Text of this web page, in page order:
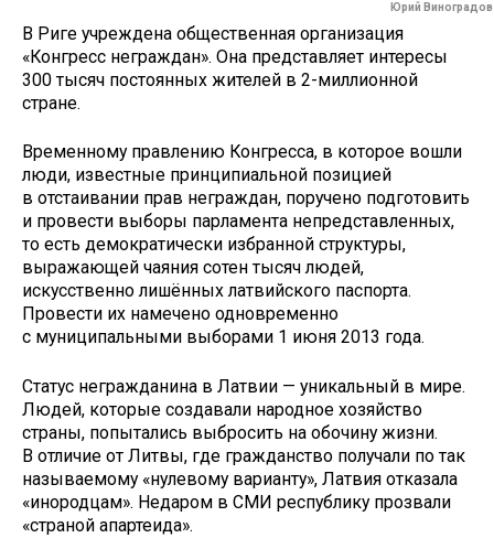
Юрий Виноградов
В Риге учреждена общественная организация
«Конгресс неграждан». Она представляет интересы
300 тысяч постоянных жителей в 2-миллионной
стране.
Временному правлению Конгресса, в которое вошли
люди, известные принципиальной позицией
в отстаивании прав неграждан, поручено подготовить
и провести выборы парламента непредставленных,
то есть демократически избранной структуры,
выражающей чаяния сотен тысяч людей,
искусственно лишённых латвийского паспорта.
Провести их намечено одновременно
с муниципальными выборами 1 июня 2013 года.
Статус негражданина в Латвии — уникальный в мире.
Людей, которые создавали народное хозяйство
страны, попытались выбросить на обочину жизни.
В отличие от Литвы, где гражданство получали по так
называемому «нулевому варианту», Латвия отказала
«инородцам». Недаром в СМИ республику прозвали
«страной апартеида».